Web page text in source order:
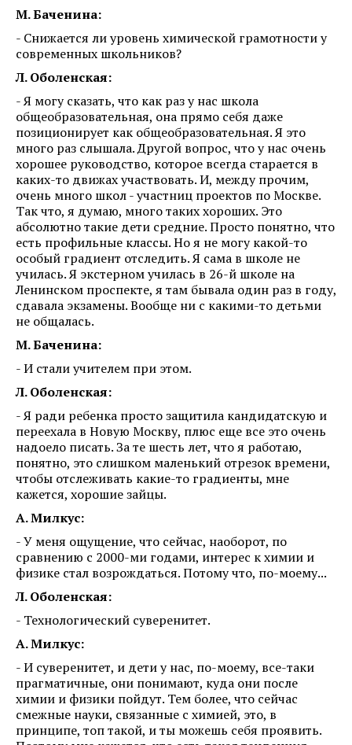
М. Баченина:
- Снижается ли уровень химической грамотности у
современных школьников?
Л. Оболенская:
- Я могу сказать, что как раз у нас школа
общеобразовательная, она прямо себя даже
позиционирует как общеобразовательная. Я это
много раз слышала. Другой вопрос, что у нас очень
хорошее руководство, которое всегда старается в
каких-то движах участвовать. И, между прочим,
очень много школ - участниц проектов по Москве.
Так что, я думаю, много таких хороших. Это
абсолютно такие дети средние. Просто понятно, что
есть профильные классы. Но я не могу какой-то
особый градиент отследить. Я сама в школе не
училась. Я экстерном училась в 26-й школе на
Ленинском проспекте, я там бывала один раз в году,
сдавала экзамены. Вообще ни с какими-то детьми
не общалась.
М. Баченина:
- И стали учителем при этом.
Л. Оболенская:
- Я ради ребенка просто защитила кандидатскую и
переехала в Новую Москву, плюс еще все это очень
надоело писать. За те шесть лет, что я работаю,
понятно, это слишком маленький отрезок времени,
чтобы отслеживать какие-то градиенты, мне
кажется, хорошие зайцы.
А. Милкус:
- У меня ощущение, что сейчас, наоборот, по
сравнению с 2000-ми годами, интерес к химии и
физике стал возрождаться. Потому что, по-моему...
Л. Оболенская:
- Технологический суверенитет.
А. Милкус:
- И суверенитет, и дети у нас, по-моему, все-таки
прагматичные, они понимают, куда они после
химии и физики пойдут. Тем более, что сейчас
смежные науки, связанные с химией, это, в
принципе, топ такой, и ты можешь себя проявить.